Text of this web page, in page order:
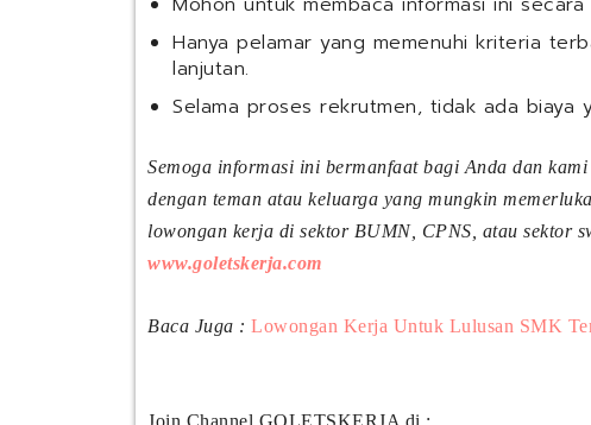
Hanya pelamar yang memenuhi kriteria
lanjutan.
Selama proses rekrutmen, tidak ada biaya
Semoga informasi ini bermanfaat bagi Anda dan
dengan teman atau keluarga yang mungkin
lowongan kerja di sektor BUMN, CPNS, atau sektor
www.goletskerja.com
Baca Juga : Lowongan Kerja Untuk Lulusan SMK